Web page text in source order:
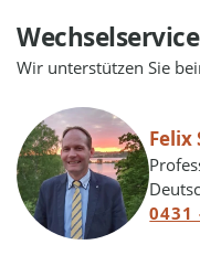
Wechselservice
Wir unterstützen Sie
Felix
0431